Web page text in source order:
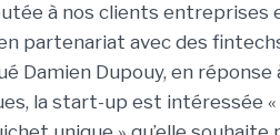
à nos clients
partenariat avec des
Damien Dupouy, en réponse
la start-up est intéressée